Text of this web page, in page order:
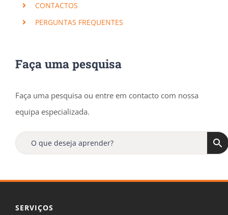
CONTACTOS
PERGUNTAS FREQUENTES
Faça uma pesquisa
Faça uma pesquisa ou entre em contacto com nossa
equipa especializada.
SERVIÇOS
Receba regularmente, no seu e-mail, todas as
ofertasenovidades
Tenha ainda acesso a uma oferta especial de15%